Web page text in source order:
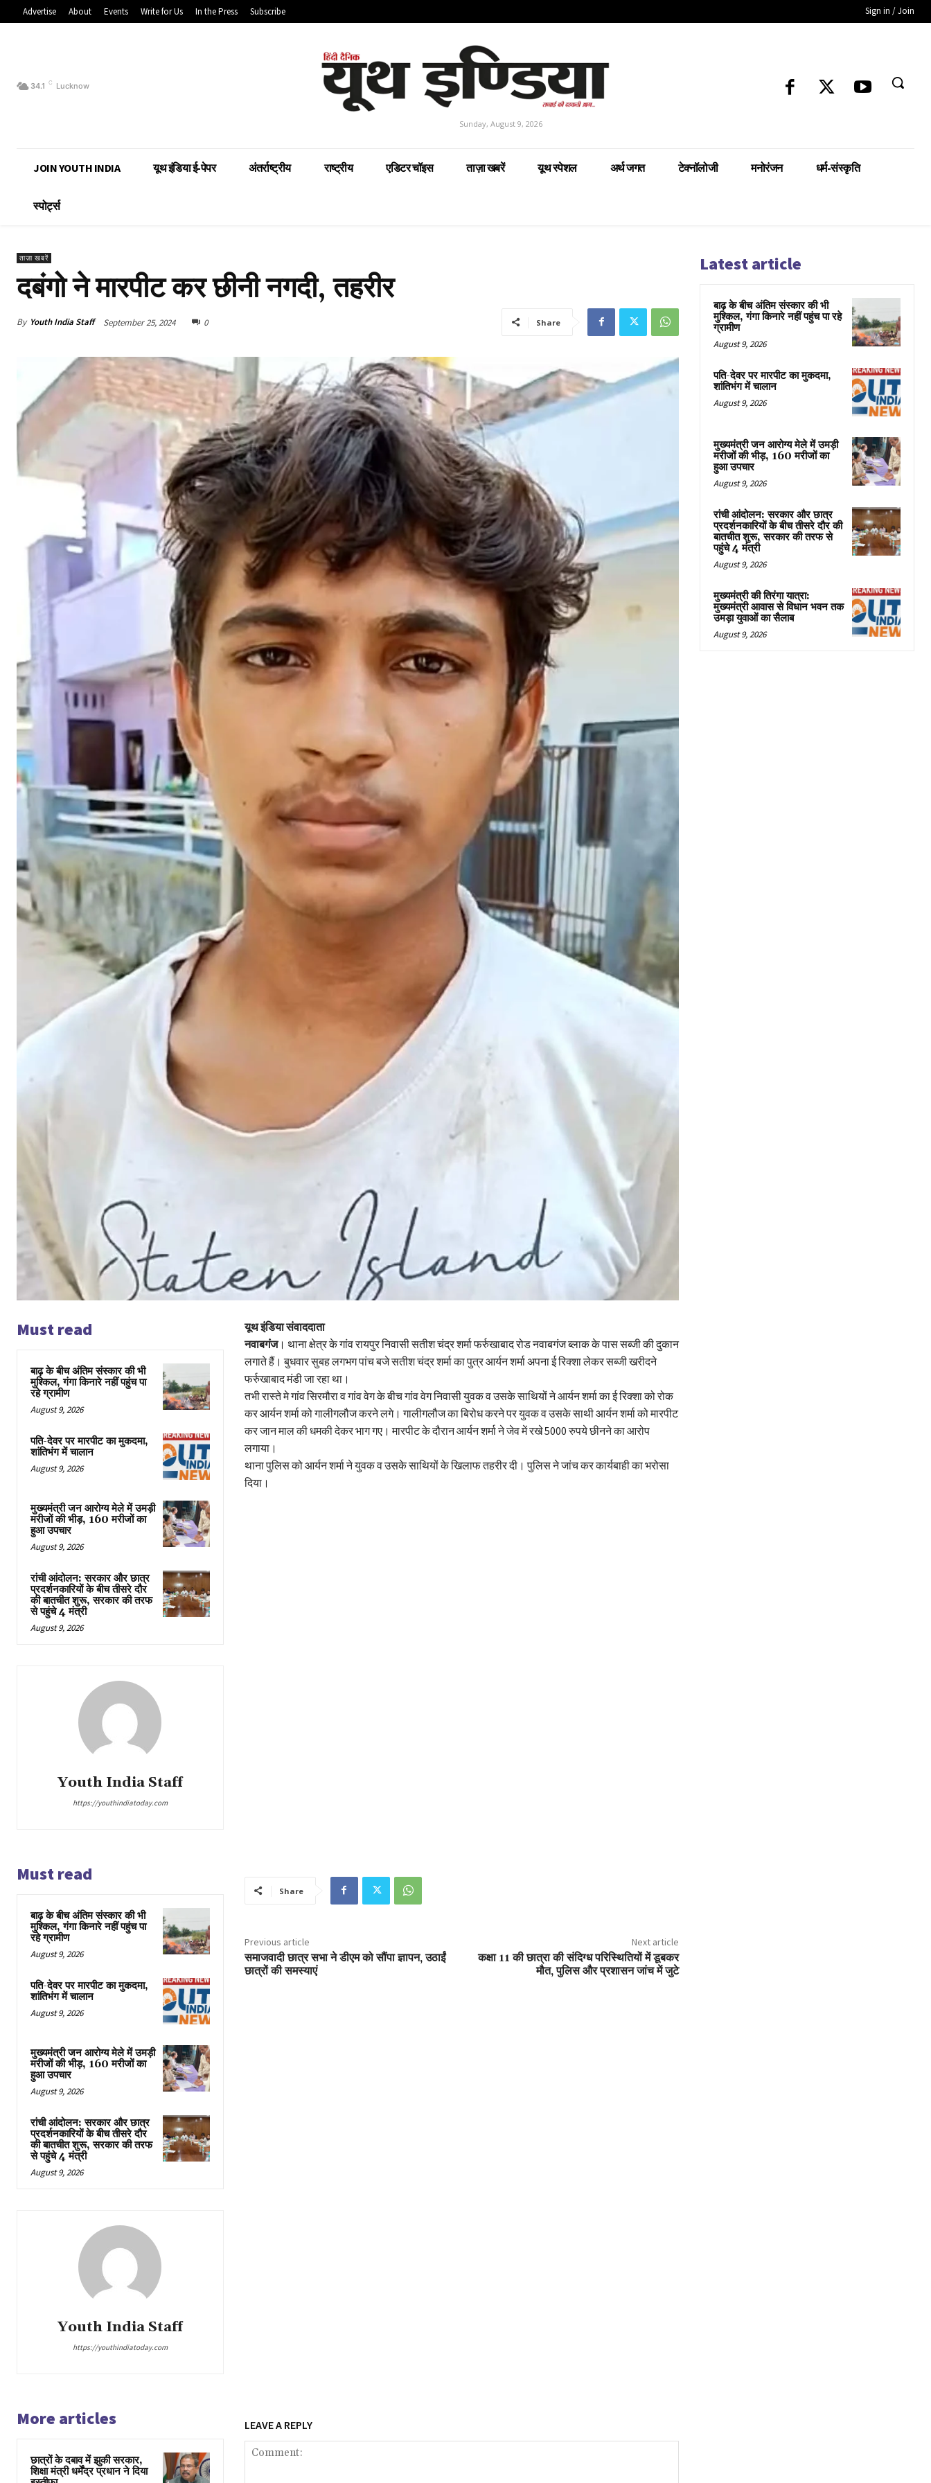
Advertise About Events Write for Us In the Press Subscribe Sign in / Join
34.1 C Lucknow
Sunday, August 9, 2026
JOIN YOUTH INDIA यूथ इंडिया ई-पेपर अंतर्राष्ट्रीय राष्ट्रीय एडिटर चॉइस ताज़ा खबरें यूथ स्पेशल अर्थ जगत टेक्नॉलोजी मनोरंजन धर्म-संस्कृति
स्पोर्ट्स
ताज़ा खबरें
दबंगो ने मारपीट कर छीनी नगदी, तहरीर
By Youth India Staff September 25, 2024 0 Share
Must read
बाढ़ के बीच अंतिम संस्कार की भी
मुश्किल, गंगा किनारे नहीं पहुंच पा
रहे ग्रामीण
August 9, 2026
पति-देवर पर मारपीट का मुकदमा,
शांतिभंग में चालान
August 9, 2026
मुख्यमंत्री जन आरोग्य मेले में उमड़ी
मरीजों की भीड़, 160 मरीजों का
हुआ उपचार
August 9, 2026
रांची आंदोलन: सरकार और छात्र
प्रदर्शनकारियों के बीच तीसरे दौर
की बातचीत शुरू, सरकार की तरफ
से पहुंचे 4 मंत्री
August 9, 2026
Youth India Staff
https://youthindiatoday.com
यूथ इंडिया संवाददाता
नवाबगंज। थाना क्षेत्र के गांव रायपुर निवासी सतीश चंद्र शर्मा फर्रुखाबाद रोड नवाबगंज ब्लाक के पास सब्जी की दुकान
लगाते हैं। बुधवार सुबह लगभग पांच बजे सतीश चंद्र शर्मा का पुत्र आर्यन शर्मा अपना ई रिक्शा लेकर सब्जी खरीदने
फर्रुखाबाद मंडी जा रहा था।
तभी रास्ते मे गांव सिरमौरा व गांव वेग के बीच गांव वेग निवासी युवक व उसके साथियों ने आर्यन शर्मा का ई रिक्शा को रोक
कर आर्यन शर्मा को गालीगलौज करने लगे। गालीगलौज का बिरोध करने पर युवक व उसके साथी आर्यन शर्मा को मारपीट
कर जान माल की धमकी देकर भाग गए। मारपीट के दौरान आर्यन शर्मा ने जेव में रखे 5000 रुपये छीनने का आरोप
लगाया।
थाना पुलिस को आर्यन शर्मा ने युवक व उसके साथियों के खिलाफ तहरीर दी। पुलिस ने जांच कर कार्यबाही का भरोसा
दिया।
Must read
बाढ़ के बीच अंतिम संस्कार की भी
मुश्किल, गंगा किनारे नहीं पहुंच पा
रहे ग्रामीण
August 9, 2026
पति-देवर पर मारपीट का मुकदमा,
शांतिभंग में चालान
August 9, 2026
मुख्यमंत्री जन आरोग्य मेले में उमड़ी
मरीजों की भीड़, 160 मरीजों का
हुआ उपचार
August 9, 2026
रांची आंदोलन: सरकार और छात्र
प्रदर्शनकारियों के बीच तीसरे दौर
की बातचीत शुरू, सरकार की तरफ
से पहुंचे 4 मंत्री
August 9, 2026
Youth India Staff
https://youthindiatoday.com
Share
Previous article
समाजवादी छात्र सभा ने डीएम को सौंपा ज्ञापन, उठाईं
छात्रों की समस्याएं
Next article
कक्षा 11 की छात्रा की संदिग्ध परिस्थितियों में डूबकर
मौत, पुलिस और प्रशासन जांच में जुटे
More articles
छात्रों के दबाव में झुकी सरकार,
शिक्षा मंत्री धर्मेंद्र प्रधान ने दिया
LEAVE A REPLY
Latest article
बाढ़ के बीच अंतिम संस्कार की भी
मुश्किल, गंगा किनारे नहीं पहुंच पा रहे
ग्रामीण
August 9, 2026
पति-देवर पर मारपीट का मुकदमा,
शांतिभंग में चालान
August 9, 2026
मुख्यमंत्री जन आरोग्य मेले में उमड़ी
मरीजों की भीड़, 160 मरीजों का
हुआ उपचार
August 9, 2026
रांची आंदोलन: सरकार और छात्र
प्रदर्शनकारियों के बीच तीसरे दौर की
बातचीत शुरू, सरकार की तरफ से
पहुंचे 4 मंत्री
August 9, 2026
मुख्यमंत्री की तिरंगा यात्रा:
मुख्यमंत्री आवास से विधान भवन तक
उमड़ा युवाओं का सैलाब
August 9, 2026